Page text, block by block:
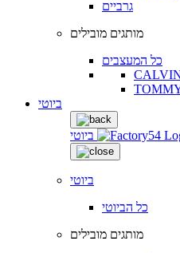
גרביים
מותגים מובילים
כל המעצבים
ביוטי
ביוטי
ביוטי
כל הביוטי
מותגים מובילים